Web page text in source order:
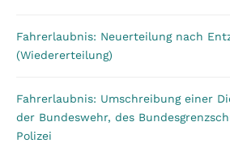
Fahrerlaubnis: Neuerteilung nach
(Wiedererteilung)
Fahrerlaubnis: Umschreibung einer
der Bundeswehr, des
Polizei